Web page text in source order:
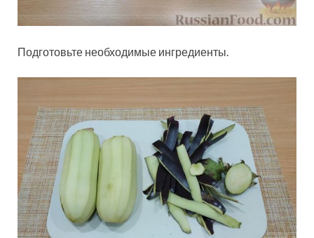
Подготовьте необходимые ингредиенты.